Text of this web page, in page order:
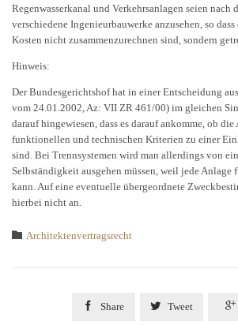
Regenwasserkanal und Verkehrsanlagen seien nach
verschiedene Ingenieurbauwerke anzusehen, so
Kosten nicht zusammenzurechnen sind, sondern
Hinweis:
Der Bundesgerichtshof hat in einer Entscheidung
vom 24.01.2002, Az: VII ZR 461/00) im gleichen
darauf hingewiesen, dass es darauf ankomme, ob
funktionellen und technischen Kriterien zu einer
sind. Bei Trennsystemen wird man allerdings von
Selbständigkeit ausgehen müssen, weil jede Anlage
kann. Auf eine eventuelle übergeordnete
hierbei nicht an.
 Category
Architektenvertragsrecht
 Share  Tweet 